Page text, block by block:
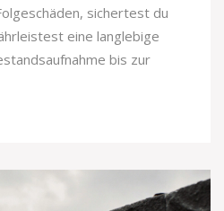
sichertest du
eine langlebige
bis zur